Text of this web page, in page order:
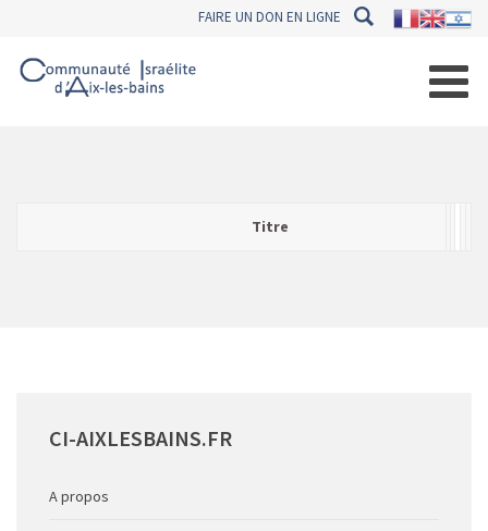
FAIRE UN DON EN LIGNE
Titre
CI-AIXLESBAINS.FR
A propos